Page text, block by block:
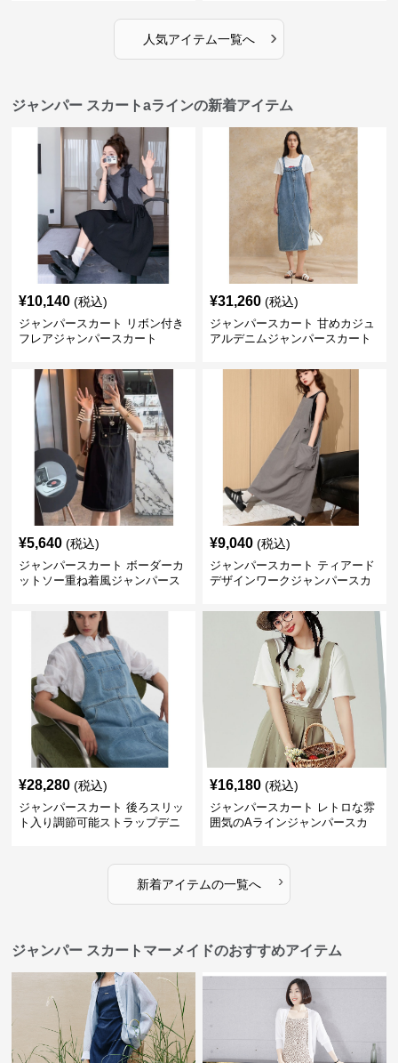
人気アイテム一覧へ ›
ジャンパー スカートaラインの新着アイテム
¥10,140 (税込)
ジャンパースカート リボン付き
フレアジャンパースカート
¥31,260 (税込)
ジャンパースカート 甘めカジュ
アルデニムジャンパースカート
¥5,640 (税込)
ジャンパースカート ボーダーカ
ットソー重ね着風ジャンパース
¥9,040 (税込)
ジャンパースカート ティアード
デザインワークジャンパースカ
¥28,280 (税込)
ジャンパースカート 後ろスリッ
ト入り調節可能ストラップデニ
¥16,180 (税込)
ジャンパースカート レトロな雰
囲気のAラインジャンパースカ
新着アイテムの一覧へ ›
ジャンパー スカートマーメイドのおすすめアイテム